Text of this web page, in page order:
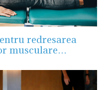
redresarea
musculare…